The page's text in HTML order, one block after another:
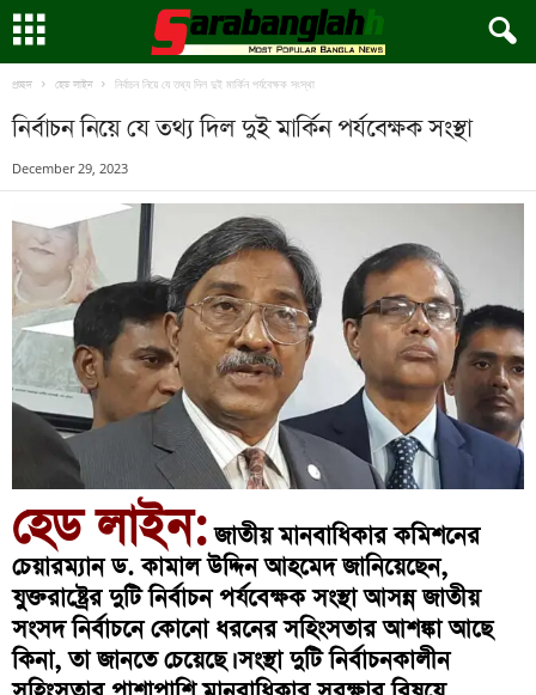
প্রচ্ছদ হেড লাইন নির্বাচন নিয়ে যে তথ্য দিল দুই মার্কিন পর্যবেক্ষক সংস্থা
নির্বাচন নিয়ে যে তথ্য দিল দুই মার্কিন পর্যবেক্ষক সংস্থা
December 29, 2023
হেড লাইন: জাতীয় মানবাধিকার কমিশনের
চেয়ারম্যান ড. কামাল উদ্দিন আহমেদ জানিয়েছেন,
যুক্তরাষ্ট্রের দুটি নির্বাচন পর্যবেক্ষক সংস্থা আসন্ন জাতীয়
সংসদ নির্বাচনে কোনো ধরনের সহিংসতার আশঙ্কা আছে
কিনা, তা জানতে চেয়েছে। সংস্থা দুটি নির্বাচনকালীন